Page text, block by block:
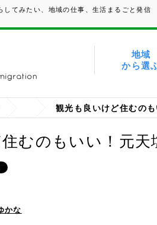
てみたい、地域の仕事、生活まるごと発信
地域
から選
むのもいい！元天
かな